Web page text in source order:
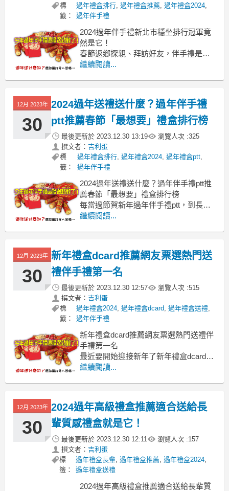
標
籤：
過年禮盒排行,過年禮盒推薦,過年禮盒2024,
過年伴手禮
2024過年伴手禮新北市穩坐排行冠軍竟
然是它！
春節返鄉探親、拜訪好友，伴手禮是必
備品過年伴手禮 新北市
市伴手禮 中永和伴手禮 新北中和伴手禮
中和伴手禮推薦 中和伴手禮ptt
你準備好要送給親友的
繼續閱讀...
12月 2023年
30
2024過年送禮送什麼？過年伴手禮
ptt推薦春節「最想要」禮盒排行榜
最後更新於 2023.12.30 13:19 瀏覽人次 :325
撰文者： 吉利蛋
標
籤：
過年禮盒排行, 過年禮盒2024, 過年禮盒ptt,
過年伴手禮
2024過年送禮送什麼？過年伴手禮ptt推
薦春節「最想要」禮盒排行榜
每當過節賀新年過年伴手禮ptt，到長輩
家拜訪時總需帶點得體的伴手禮
盒, 2024春節禮盒, 過年禮盒2024, 2024
繼續閱讀...
12月 2023年
30
新年禮盒dcard推薦網友票選熱門送
禮伴手禮第一名
最後更新於 2023.12.30 12:57 瀏覽人次 :515
撰文者： 吉利蛋
標
籤：
過年禮盒2024, 過年禮盒dcard, 過年禮盒送禮,
過年伴手禮
新年禮盒dcard推薦網友票選熱門送禮伴
手禮第一名
最近要開始迎接新年了新年禮盒dcard
新年禮盒2024 ,新年禮盒推薦 ,新年禮盒
送過年禮盒不僅是一種表達心意和祝福
新年禮盒
繼續閱讀...
12月 2023年
30
2024過年高級禮盒推薦適合送給長
輩質感禮盒就是它！
最後更新於 2023.12.30 12:11 瀏覽人次 :157
撰文者： 吉利蛋
標
籤：
過年禮盒長輩, 過年禮盒推薦, 過年禮盒2024,
過年禮盒送禮
2024過年高級禮盒推薦適合送給長輩質